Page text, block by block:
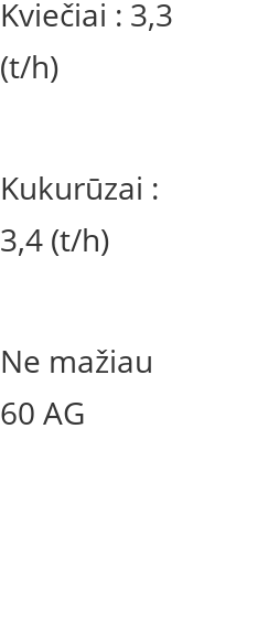
Kviečiai : 3,3
(t/h)
Kukurūzai :
3,4 (t/h)
Ne mažiau
60 AG